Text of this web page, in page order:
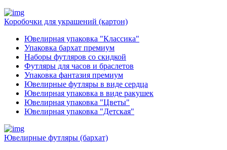
Коробочки для украшений (картон)
Ювелирная упаковка "Классика"
Упаковка бархат премиум
Наборы футляров со скидкой
Футляры для часов и браслетов
Упаковка фантазия премиум
Ювелирные футляры в виде сердца
Ювелирная упаковка в виде ракушек
Ювелирная упаковка "Цветы"
Ювелирная упаковка "Детская"
Ювелирные футляры (бархат)